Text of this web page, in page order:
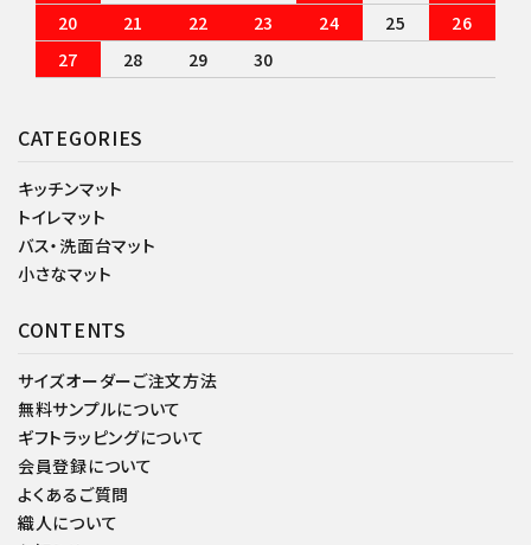
CATEGORIES
キッチンマット
トイレマット
バス・洗面台マット
小さなマット
CONTENTS
サイズオーダーご注文方法
無料サンプルについて
ギフトラッピングについて
会員登録について
よくあるご質問
織人について
20
21 22 23 24 25
26
27
28 29 30